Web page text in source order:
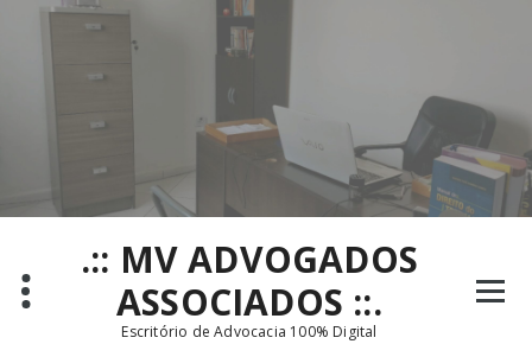
.:: MV ADVOGADOS
ASSOCIADOS ::.
Escritório de Advocacia 100% Digital